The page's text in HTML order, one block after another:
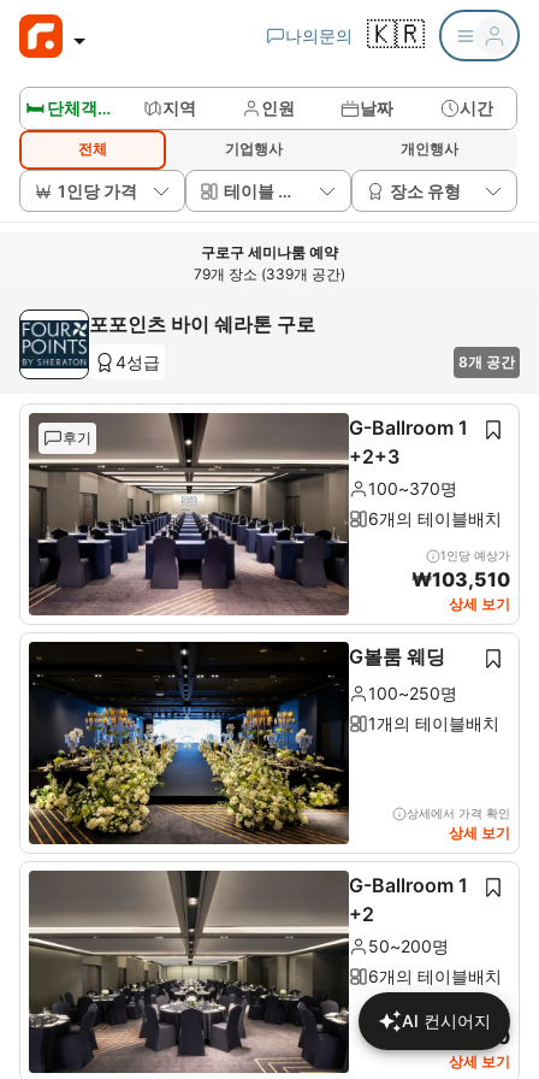
나의문의 🇰🇷
🛏️ 단체객실보기 지역 인원 날짜 시간
전체 기업행사 개인행사
1인당 가격 테이블 배치 장소 유형
구로구 세미나룸 예약
79개 장소 (339개 공간)
포포인츠 바이 쉐라톤 구로
4성급 8개 공간
후기
G-Ballroom 1
+2+3
100~370명
6개의 테이블배치
1인당 예상가
₩103,510
상세 보기
G볼룸 웨딩
100~250명
1개의 테이블배치
상세에서 가격 확인
상세 보기
G-Ballroom 1
+2
50~200명
6개의 테이블배치
1인당 예상가
₩113,430
상세 보기
AI 컨시어지